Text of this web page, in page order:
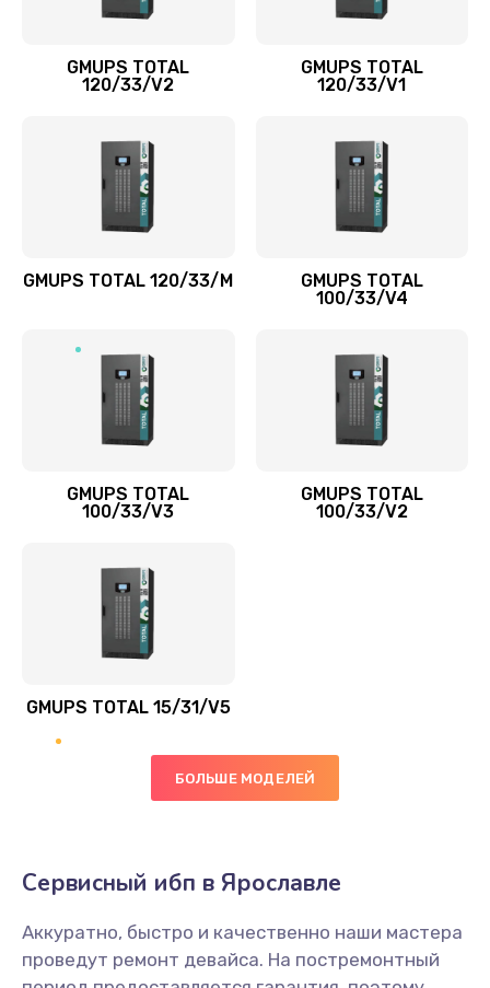
GMUPS TOTAL
120/33/V2
GMUPS TOTAL
120/33/V1
GMUPS TOTAL 120/33/M
GMUPS TOTAL
100/33/V4
GMUPS TOTAL
100/33/V3
GMUPS TOTAL
100/33/V2
GMUPS TOTAL 15/31/V5
БОЛЬШЕ МОДЕЛЕЙ
Сервисный ибп в Ярославле
Аккуратно, быстро и качественно наши мастера
проведут ремонт девайса. На постремонтный